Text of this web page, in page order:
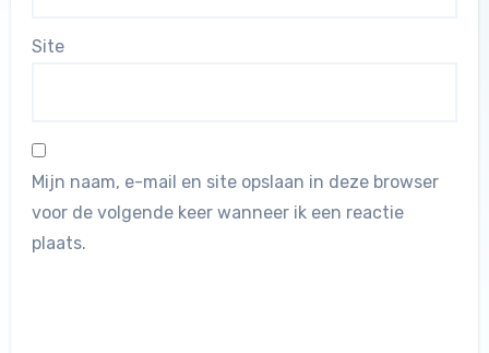
Site
Mijn naam, e-mail en site opslaan in deze browser
voor de volgende keer wanneer ik een reactie
plaats.